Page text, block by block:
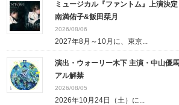
ミュージカル『ファントム』上演決
南満佑子&飯田栞月
2026/08/06
2027年8月～10月に、東京...
演出・ウォーリー木下 主演・中山優
アル解禁
2026/08/05
2026年10月24日（土）に...